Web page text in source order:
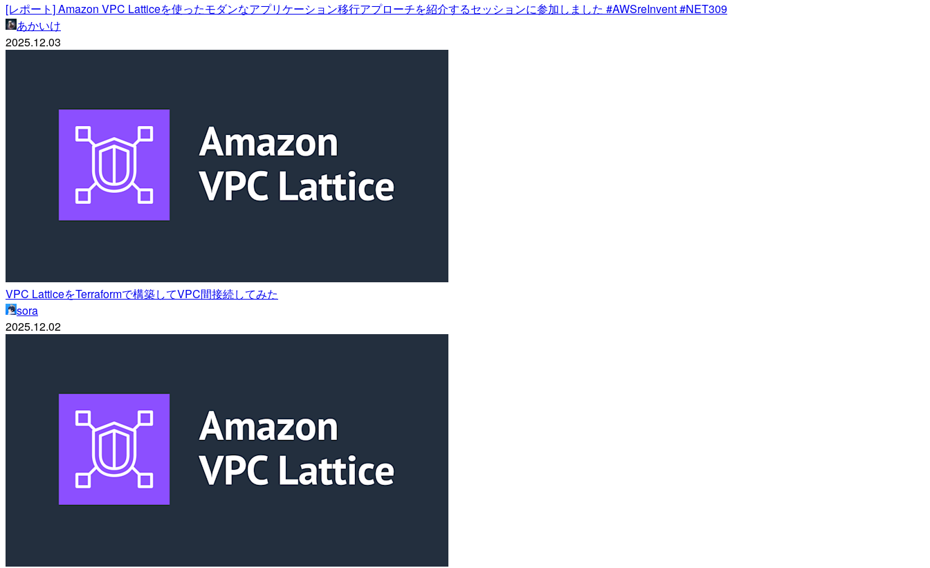
[レポート] Amazon VPC Latticeを使ったモダンなアプリケーション移行アプローチを紹介するセッションに参加しました #AWSreInvent #NET309
あかいけ
2025.12.03
VPC LatticeをTerraformで構築してVPC間接続してみた
sora
2025.12.02